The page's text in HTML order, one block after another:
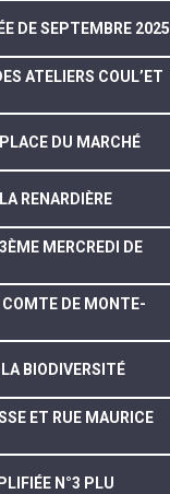
DE SEPTEMBRE 2025
ATELIERS COUL’ET
DU MARCHÉ
RENARDIÈRE
MERCREDI DE
DE MONTE-
BIODIVERSITÉ
ET RUE MAURICE
N°3 PLU